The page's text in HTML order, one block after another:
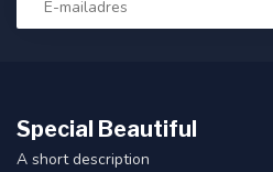
Special Beautiful
A short description